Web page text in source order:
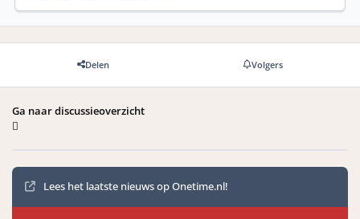
Delen Volgers
Ga naar discussieoverzicht
Mededelingen
Lees het laatste nieuws op Onetime.nl!